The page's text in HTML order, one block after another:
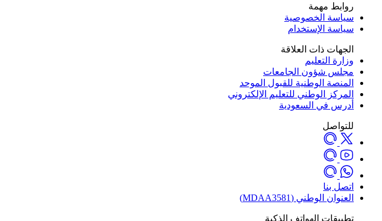
روابط مهمة
سياسة الخصوصية
سياسة الإستخدام
الجهات ذات العلاقة
وزارة التعليم
مجلس شؤون الجامعات
المنصة الوطنية للقبول الموحد
المركز الوطني للتعليم الإلكتروني
أدرس في السعودية
للتواصل
اتصل بنا
العنوان الوطني (MDAA3581)
تطبيقات الهواتف الذكية